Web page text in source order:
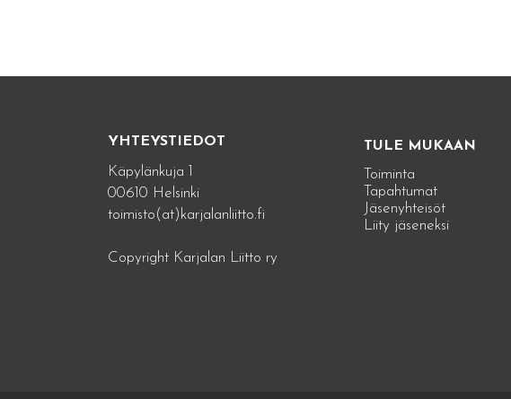
YHTEYSTIEDOT
Käpylänkuja 1
00610 Helsinki
toimisto(at)karjalanliitto.fi
Copyright Karjalan Liitto ry
TULE MUKAAN
Toiminta
Tapahtumat
Jäsenyhteisöt
Liity jäseneksi